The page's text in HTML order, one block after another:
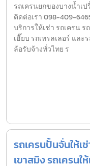
รถเครนยกของบางน้ำเป
ติดต่อเรา 098-409-
บริการให้เช่า รถเครน รถ
เฮี๊ยบ รถเทรลเลอร์ และร
ล้อรับจ้างทั่วไทย ร
รถเครนปั้นจั่นให้เช่
เขาสมิง รถเครนให้